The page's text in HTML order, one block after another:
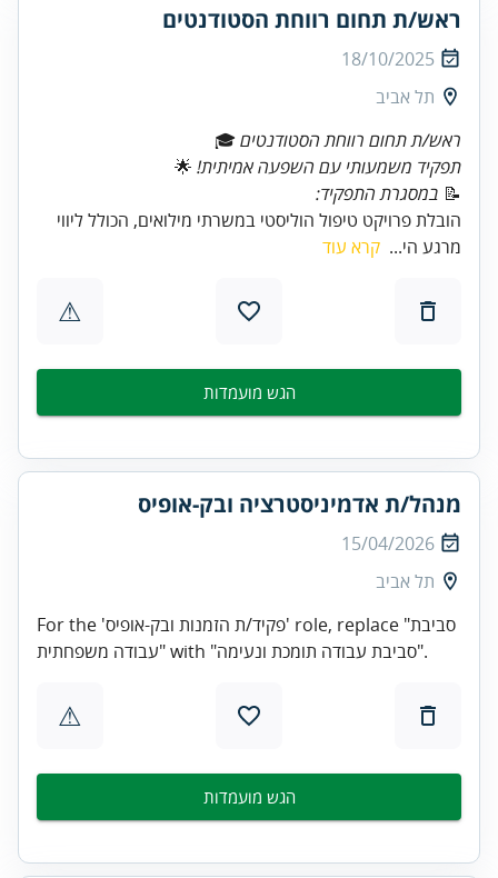
ראש/ת תחום רווחת הסטודנטים
18/10/2025
תל אביב
ראש/ת תחום רווחת הסטודנטים 🎓
תפקיד משמעותי עם השפעה אמיתית!
📝 במסגרת התפקיד:
הובלת פרויקט טיפול הוליסטי במשרתי מילואים, הכולל ליווי
מרגע הי... קרא עוד
⚠
הגש מועמדות
מנהל/ת אדמיניסטרציה ובק-אופיס
15/04/2026
תל אביב
For the 'פקיד/ת הזמנות ובק-אופיס' role, replace "סביבת
עבודה משפחתית" with "סביבת עבודה תומכת ונעימה".
⚠
הגש מועמדות